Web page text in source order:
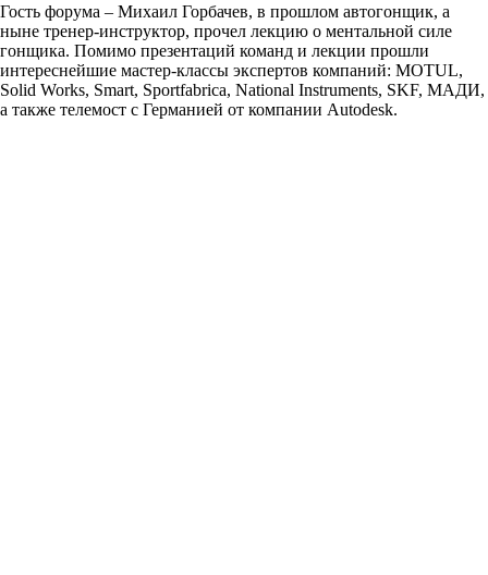
Гость форума – Михаил Горбачев, в прошлом автогонщик, а
ныне тренер-инструктор, прочел лекцию о ментальной силе
гонщика. Помимо презентаций команд и лекции прошли
интереснейшие мастер-классы экспертов компаний: MOTUL,
Solid Works, Smart, Sportfabrica, National Instruments, SKF, МАДИ,
а также телемост с Германией от компании Autodesk.